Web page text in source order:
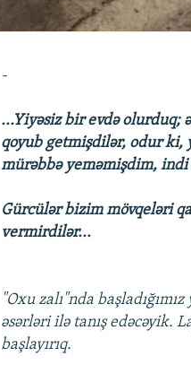
-
...Yiyəsiz bir evdə olurduq;
qoyub getmişdilər, odur ki,
mürəbbə yeməmişdim, indi
Gürcülər bizim mövqeləri
vermirdilər...
"Oxu zalı"nda
əsərləri ilə tanış edəcəyik.
başlayırıq.